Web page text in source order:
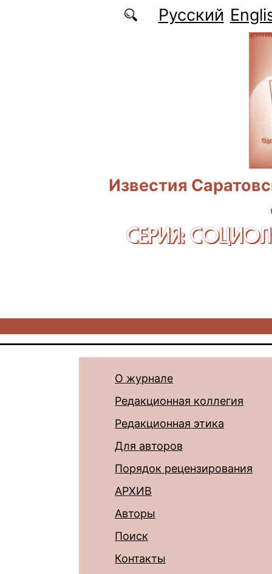
Перейти к основному содержаниюРусский
Известия
СЕРИЯ:
О журнале
Редакционная коллегия
Редакционная этика
Для авторов
Порядок рецензирования
АРХИВ
Авторы
Поиск
Контакты